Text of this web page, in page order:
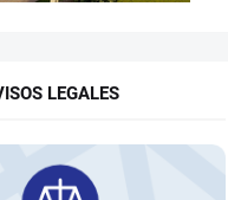
LEGALES